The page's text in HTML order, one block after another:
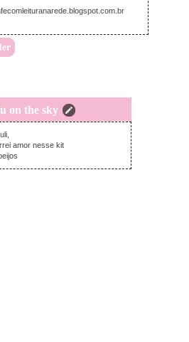
on the sky
terça-feira, março 26, 2019
amor nesse kit